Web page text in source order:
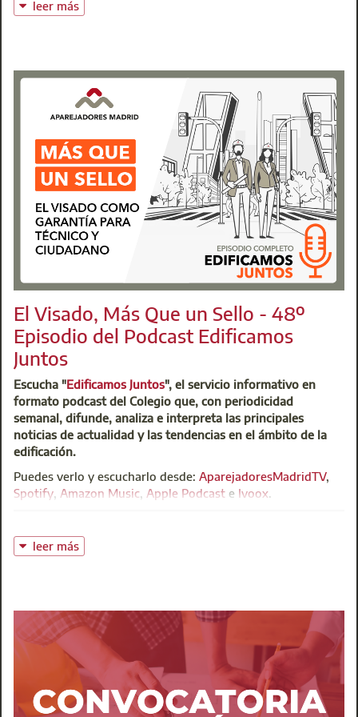
momento el registro de profesionales interesados. En
Listado Cerrado
Agradecemos de antemano vuestra disponibilidad,
compromiso y voluntad de ayudar en unos momentos
especialmente difíciles para muchos vecinos de nuestra
región.
t: 91 701 45 00
@:emergencias@aparejadoresmadrid.es
y la experiencia de nuestros colegiados para colaborar,
cuando así se requiera, en la evaluación y
recuperación de las zonas damnificadas.
Ante el interés y la disponibilidad que están mostrando
numerosos colegiados, agradecemos sinceramente su
ofrecimiento y compromiso. En estos momentos, estamos
a la espera de conocer las necesidades y requerimientos
que puedan trasladar las administraciones públicas y las
autoridades competentes. Por el momento, no es
necesario realizar ninguna acción.
buzoninfo@aparejadoresmadrid.es
leer más
El Visado, Más Que un Sello - 48º
Episodio del Podcast Edificamos
Juntos
Escucha "Edificamos Juntos", el servicio informativo en
formato podcast del Colegio que, con periodicidad
semanal, difunde, analiza e interpreta las principales
noticias de actualidad y las tendencias en el ámbito de la
edificación.
Puedes verlo y escucharlo desde: AparejadoresMadridTV,
Spotify, Amazon Music, Apple Podcast e Ivoox.
leer más